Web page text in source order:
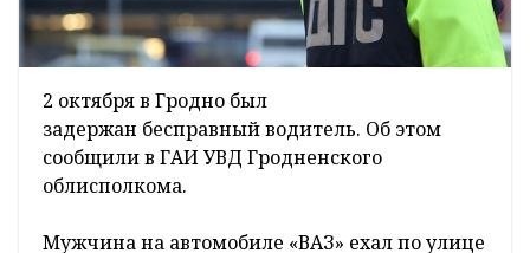
2 октября в Гродно был
задержан бесправный водитель. Об этом
сообщили в ГАИ УВД Гродненского
облисполкома.
Мужчина на автомобиле «ВАЗ» ехал по улице